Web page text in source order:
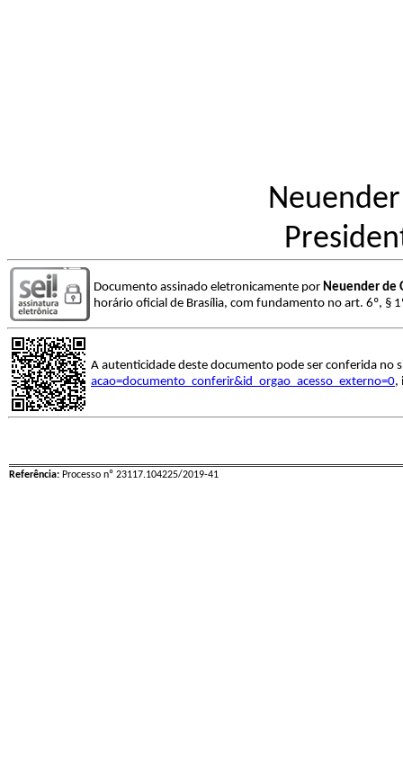
Documento assinado eletronicamente por Neuender de
horário oficial de Brasília, com fundamento no art. 6º, §
A autenticidade deste documento pode ser conferida no
acao=documento_conferir&id_orgao_acesso_externo=0,
Referência: Processo nº 23117.104225/2019-41